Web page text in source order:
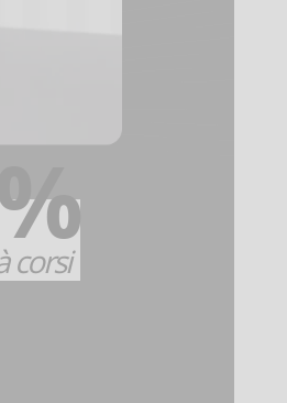
corsi